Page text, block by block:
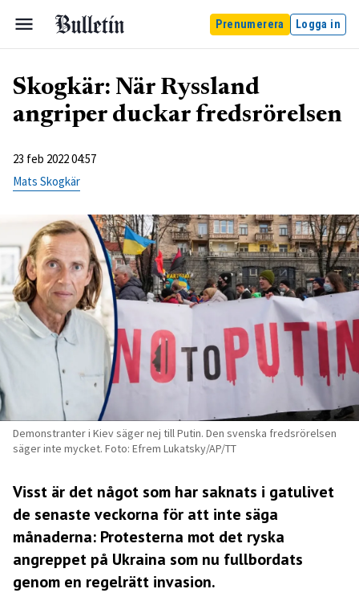
Prenumerera Logga in
Skogkär: När Ryssland
angriper duckar fredsrörelsen
23 feb 2022 04:57
Mats Skogkär
Demonstranter i Kiev säger nej till Putin. Den svenska fredsrörelsen
säger inte mycket. Foto: Efrem Lukatsky/AP/TT
Visst är det något som har saknats i gatulivet
de senaste veckorna för att inte säga
månaderna: Protesterna mot det ryska
angreppet på Ukraina som nu fullbordats
genom en regelrätt invasion.